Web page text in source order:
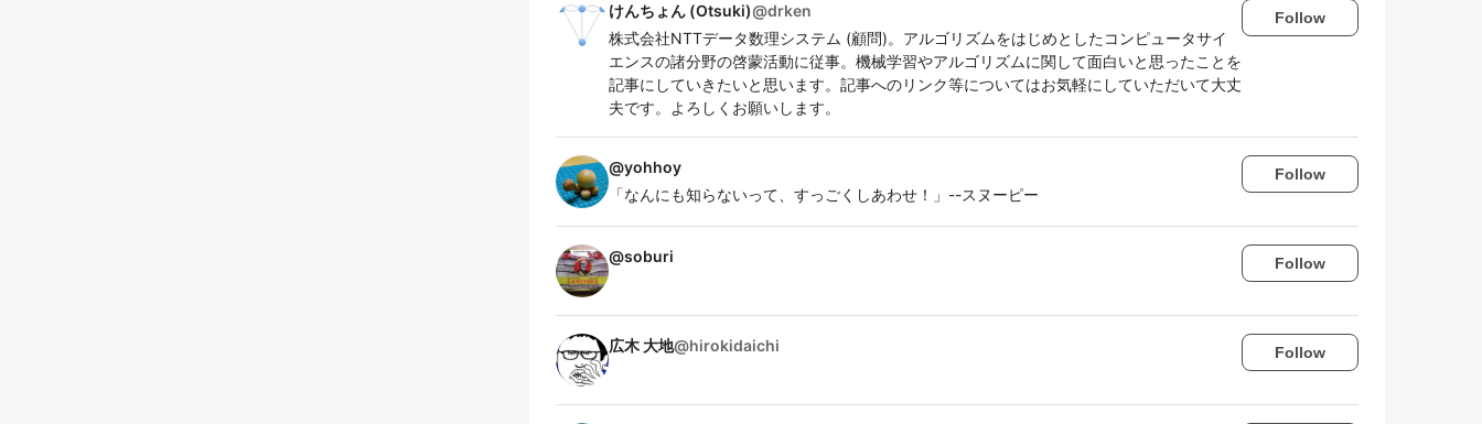
けんちょん (Otsuki)@drken
株式会社NTTデータ数理システム (顧問)。アルゴリズムをはじめとしたコンピュータサイ
エンスの諸分野の啓蒙活動に従事。機械学習やアルゴリズムに関して面白いと思ったことを
記事にしていきたいと思います。記事へのリンク等についてはお気軽にしていただいて大丈
夫です。よろしくお願いします。
Follow
@yohhoy
「なんにも知らないって、すっごくしあわせ！」--スヌーピー
Follow
@soburi Follow
広木 大地@hirokidaichi Follow